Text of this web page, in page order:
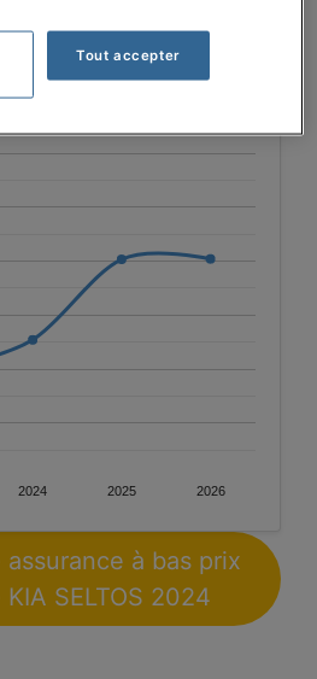
assurance pour votre
2024, il est plus important
les options disponibles.
2024 2025 2026
à bas prix
SELTOS 2024
Tout accepter